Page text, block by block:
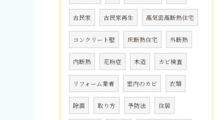
古民家 古民家再生 高気密高断熱住宅
コンクリート壁 床断熱住宅 外断熱
内断熱 花粉症 木造 カビ検査
リフォーム業者 室内のカビ 衣類
除菌 取り方 予防法 住居